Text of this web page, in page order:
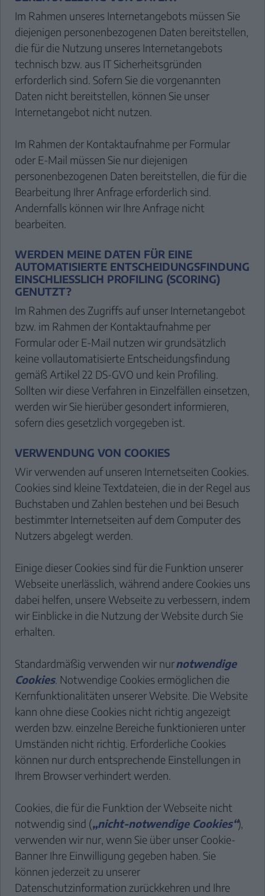
Im Rahmen unseres Internetangebots müssen Sie
diejenigen personenbezogenen Daten bereitstellen,
die für die Nutzung unseres Internetangebots
technisch bzw. aus IT Sicherheitsgründen
erforderlich sind. Sofern Sie die vorgenannten
Daten nicht bereitstellen, können Sie unser
Internetangebot nicht nutzen.
Im Rahmen der Kontaktaufnahme per Formular
oder E-Mail müssen Sie nur diejenigen
personenbezogenen Daten bereitstellen, die für die
Bearbeitung Ihrer Anfrage erforderlich sind.
Andernfalls können wir Ihre Anfrage nicht
bearbeiten.
WERDEN MEINE DATEN FÜR EINE
AUTOMATISIERTE ENTSCHEIDUNGSFINDUNG
EINSCHLIESSLICH PROFILING (SCORING)
GENUTZT?
Im Rahmen des Zugriffs auf unser Internetangebot
bzw. im Rahmen der Kontaktaufnahme per
Formular oder E-Mail nutzen wir grundsätzlich
keine vollautomatisierte Entscheidungsfindung
gemäß Artikel 22 DS-GVO und kein Profiling.
Sollten wir diese Verfahren in Einzelfällen einsetzen,
werden wir Sie hierüber gesondert informieren,
sofern dies gesetzlich vorgegeben ist.
VERWENDUNG VON COOKIES
Wir verwenden auf unseren Internetseiten Cookies.
Cookies sind kleine Textdateien, die in der Regel aus
Buchstaben und Zahlen bestehen und bei Besuch
bestimmter Internetseiten auf dem Computer des
Nutzers abgelegt werden.
Einige dieser Cookies sind für die Funktion unserer
Webseite unerlässlich, während andere Cookies uns
dabei helfen, unsere Webseite zu verbessern, indem
wir Einblicke in die Nutzung der Website durch Sie
erhalten.
Standardmäßig verwenden wir nurnotwendige
Cookies. Notwendige Cookies ermöglichen die
Kernfunktionalitäten unserer Website. Die Website
kann ohne diese Cookies nicht richtig angezeigt
werden bzw. einzelne Bereiche funktionieren unter
Umständen nicht richtig. Erforderliche Cookies
können nur durch entsprechende Einstellungen in
Ihrem Browser verhindert werden.
Cookies, die für die Funktion der Webseite nicht
notwendig sind („nicht-notwendige Cookies“),
verwenden wir nur, wenn Sie über unser Cookie-
Banner Ihre Einwilligung gegeben haben. Sie
können jederzeit zu unserer
Datenschutzinformation zurückkehren und Ihre